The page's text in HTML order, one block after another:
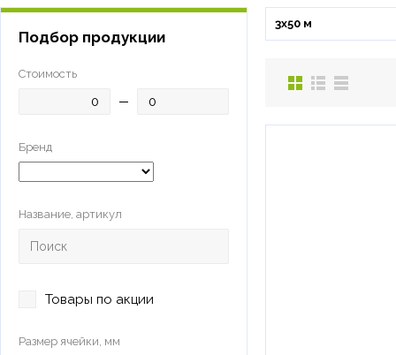
Подбор продукции
Стоимость
Бренд
Название, артикул
Товары по акции
Размер ячейки, мм
3х50 м